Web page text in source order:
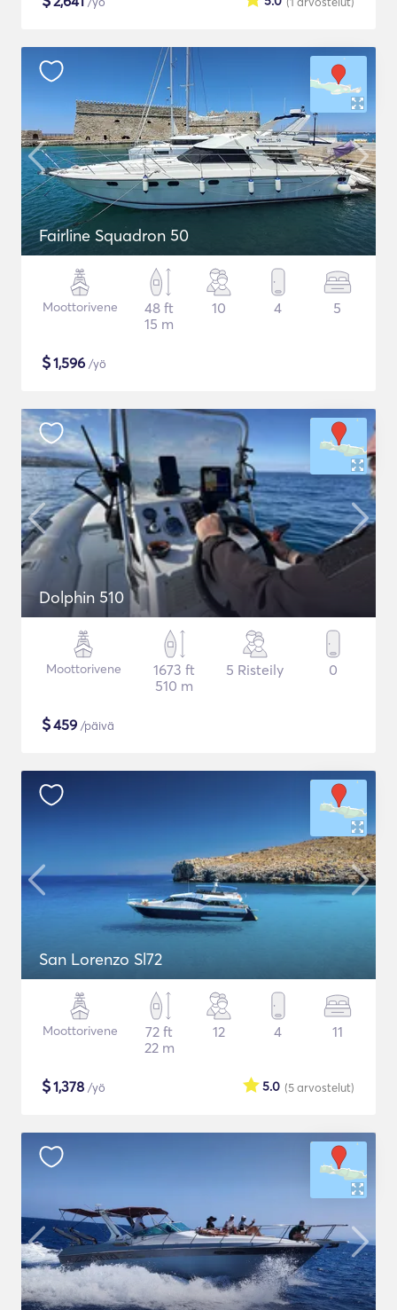
Fairline Squadron 50
Moottorivene
48 ft
15 m
10 4 5
$1,596 /yö
Dolphin 510
Moottorivene
1673 ft
510 m
5 Risteily 0
$459 /päivä
San Lorenzo Sl72
Moottorivene
72 ft
22 m
12 4 11
$1,378 /yö (5arvostelut)
5.0